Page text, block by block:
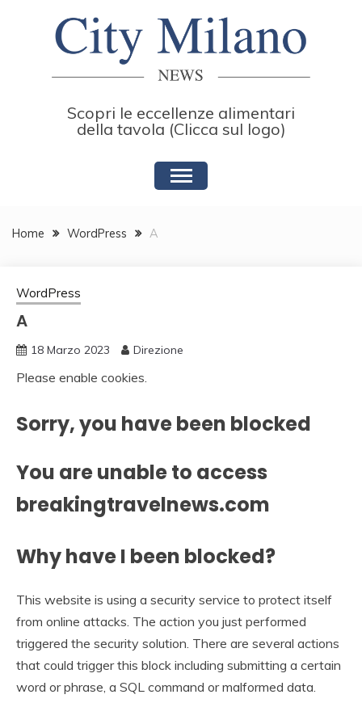
Scopri le eccellenze alimentari
della tavola (Clicca sul logo)
Home WordPress A
WordPress
A
18 Marzo 2023 Direzione
Please enable cookies.
Sorry, you have been blocked
You are unable to access
breakingtravelnews.com
Why have I been blocked?
This website is using a security service to protect itself
from online attacks. The action you just performed
triggered the security solution. There are several actions
that could trigger this block including submitting a certain
word or phrase, a SQL command or malformed data.